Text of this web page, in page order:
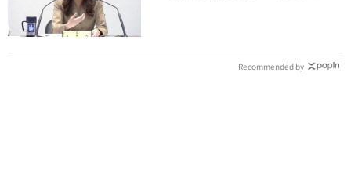
Recommended by